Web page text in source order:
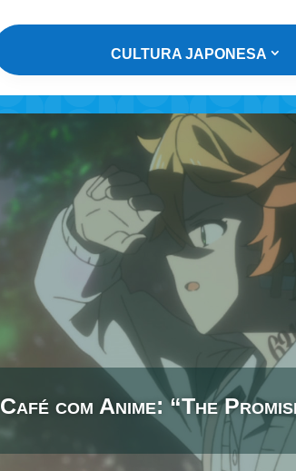
CULTURA JAPONESA
Café com Anime: “The